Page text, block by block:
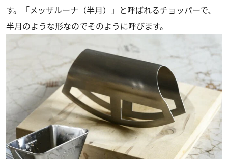
す。「メッザルーナ（半月）」と呼ばれるチョッパーで、
半月のような形なのでそのように呼びます。